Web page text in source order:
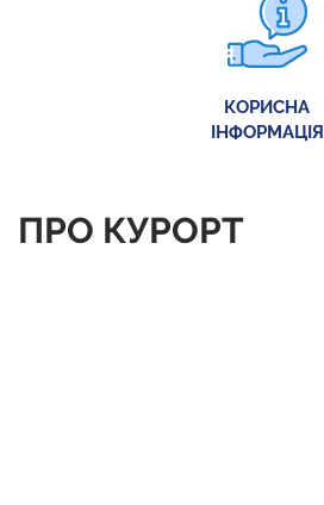
КОРИСНА
ІНФОРМАЦІЯ
ПРО КУРОРТ